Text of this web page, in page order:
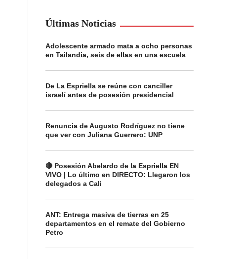
Últimas Noticias
Adolescente armado mata a ocho personas
en Tailandia, seis de ellas en una escuela
De La Espriella se reúne con canciller
israelí antes de posesión presidencial
Renuncia de Augusto Rodríguez no tiene
que ver con Juliana Guerrero: UNP
🔴 Posesión Abelardo de la Espriella EN
VIVO | Lo último en DIRECTO: Llegaron los
delegados a Cali
ANT: Entrega masiva de tierras en 25
departamentos en el remate del Gobierno
Petro